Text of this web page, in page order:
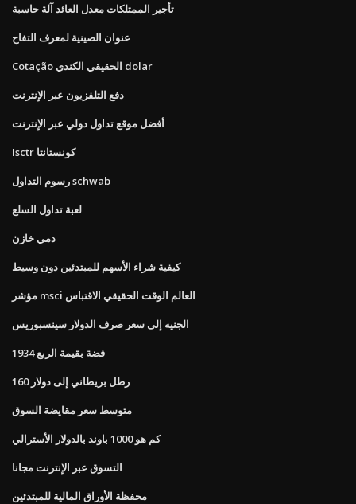
تأجير الممتلكات معدل العائد آلة حاسبة
عنوان الصينية لمعرف التفاح
Cotação الحقيقي الكندي dolar
دفع التلفزيون عبر الإنترنت
أفضل موقع تداول دولي عبر الإنترنت
Isctr كونستانتا
رسوم التداول schwab
لعبة تداول السلع
دمي خازن
كيفية شراء الأسهم للمبتدئين دون وسيط
مؤشر msci العالم الوقت الحقيقي الاقتباس
الجنيه إلى سعر صرف الدولار سينسبوريس
1934 فضة بقيمة الربع
160 رطل بريطاني إلى دولار
متوسط ​​سعر مقايضة السوق
كم هو 1000 باوند بالدولار الأسترالي
التسوق عبر الإنترنت مجانا
محفظة الأوراق المالية للمبتدئين